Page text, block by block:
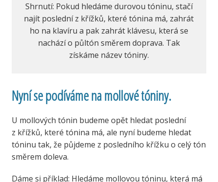
Shrnutí: Pokud hledáme durovou tóninu, stačí
najít poslední z křížků, které tónina má, zahrát
ho na klavíru a pak zahrát klávesu, která se
nachází o půltón směrem doprava. Tak
získáme název tóniny.
Nyní se podíváme na mollové tóniny.
U mollových tónin budeme opět hledat poslední
z křížků, které tónina má, ale nyní budeme hledat
tóninu tak, že půjdeme z posledního křížku o celý tón
směrem doleva.
Dáme si příklad: Hledáme mollovou tóninu, která má